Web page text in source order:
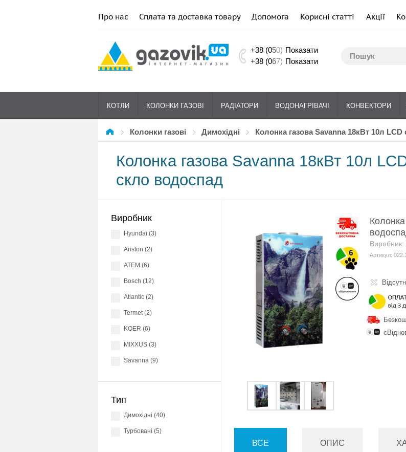
Про нас Сплата та доставка товару Допомога Корисні статті Акції
+38 (050) Показати
+38 (067) Показати
КОТЛИ КОЛОНКИ ГАЗОВІ РАДІАТОРИ ВОДОНАГРІВАЧІ КОНВЕКТОРИ
Колонки газові димохідні Колонка газова Savanna 18кВт 10л
Колонка газова Savanna 18кВт 10л
скло водоспад
Виробник
Hyundai (3)
Ariston (2)
АТЕМ (6)
Bosch (12)
Atlantic (2)
Termet (2)
KOER (6)
MIXXUS (3)
Savanna (9)
Тип
димохідні (40)
Турбовані (5)
Виробник:
Артикул:
ВСЕ ОПИС